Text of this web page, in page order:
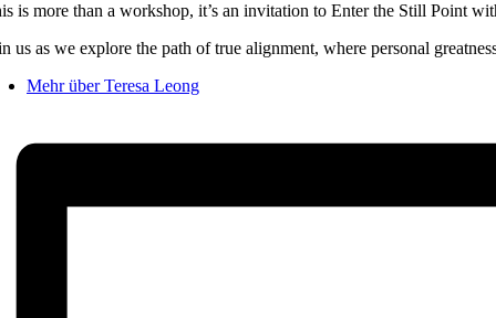
is more than a workshop, it’s an invitation to Enter the Still Point
us as we explore the path of true alignment, where personal
Mehr über Teresa Leong